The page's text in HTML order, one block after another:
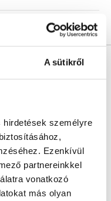
A sütikről
hirdetések személyre
Ezenkívül
partnereinkkel
vonatkozó
más olyan
Profil
szakképesítés
utána pedig a
bármely szakorvos
röntgen